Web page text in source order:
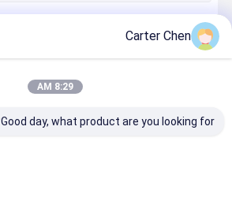
Carter Chen
8:29 AM
Good day, what product are you looking for?